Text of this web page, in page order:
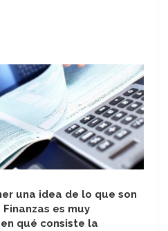
una idea de lo que son
es muy
qué consiste la